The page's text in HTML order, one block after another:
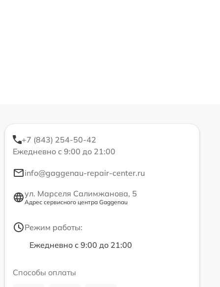
+7 (843) 254-50-42
Ежедневно с 9:00 до 21:00
info@gaggenau-repair-center.ru
ул. Марселя Салимжанова, 5
Адрес сервисного центра Gaggenau
Режим работы:
Ежедневно с 9:00 до 21:00
Способы оплаты